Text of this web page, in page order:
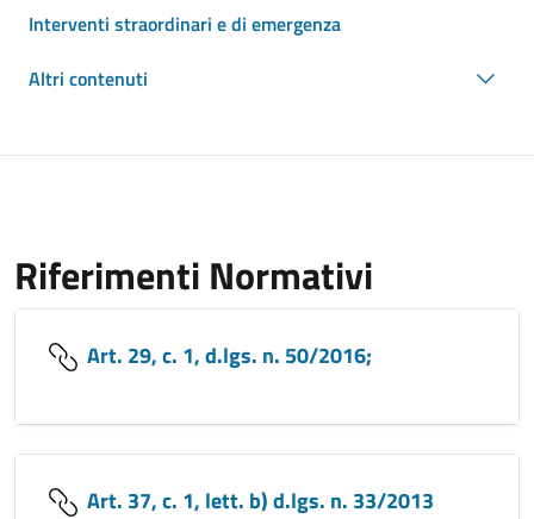
Interventi straordinari e di emergenza
Altri contenuti
Riferimenti Normativi
Art. 29, c. 1, d.lgs. n. 50/2016;
Art. 37, c. 1, lett. b) d.lgs. n. 33/2013